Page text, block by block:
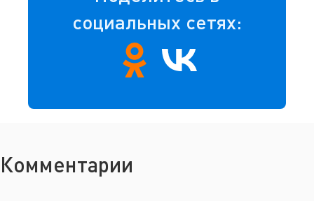
социальных сетях:
Комментарии